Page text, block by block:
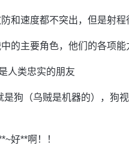
和速度都不突出，但是射
的主要角色，他们的各项
人类忠实的朋友
是狗（乌贼是机器的），狗
好**啊！！